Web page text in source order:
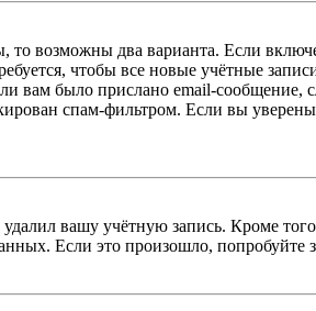
то возможны два варианта. Если
чтобы все новые учётные
вам было прислано email-
спам-фильтром. Если вы
вашу учётную запись. Кроме
Если это произошло, попробуйте